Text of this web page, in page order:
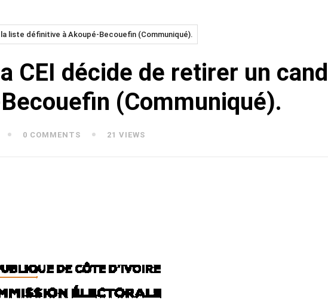
liste définitive à Akoupé-Becouefin (Communiqué).
CEI décide de retirer un
(Communiqué).
0 COMMENTS 21 VIEWS